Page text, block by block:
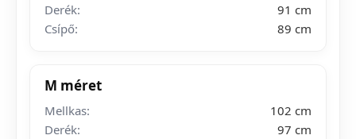
Derék:
91 cm
Csípő:
89 cm
M méret
Mellkas:
102 cm
Derék:
97 cm